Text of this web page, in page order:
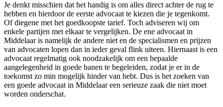
Je denkt misschien dat het handig is om alles direct achter de rug te
hebben en hierdoor de eerste advocaat te kiezen die je tegenkomt.
Of diegene met het goedkoopste tarief. Toch adviseren wij om
enkele partijen met elkaar te vergelijken. De ene advocaat in
Middelaar is namelijk de andere niet en de specialismen en prijzen
van advocaten lopen dan in ieder geval flink uiteen. Hiernaast is een
advocaat regelmatig ook noodzakelijk om een bepaalde
aangelegenheid in goede banen te begeleiden, zodat je er in de
toekomst zo min mogelijk hinder van hebt. Dus is het zoeken van
een goede advocaat in Middelaar een serieuze zaak die niet moet
worden onderschat.